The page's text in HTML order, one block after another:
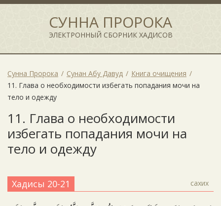
СУННА ПРОРОКА
ЭЛЕКТРОННЫЙ СБОРНИК ХАДИСОВ
Сунна Пророка Сунан Абу Давуд
Книга очищения
11. Глава о необходимости избегать попадания мочи на
тело и одежду
11. Глава о необходимости
избегать попадания мочи на
тело и одежду
Хадисы 20-21 сахих